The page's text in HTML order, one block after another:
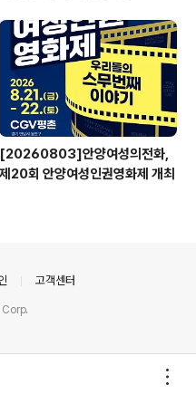
[20260803]안양여성의전화,
제20회 안양여성인권영화제 개최
고객센터